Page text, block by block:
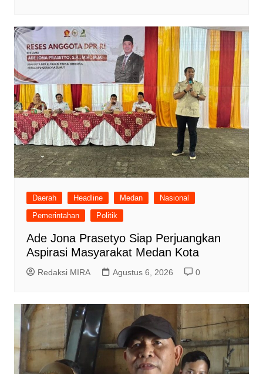
Daerah Headline Medan
Nasional
Pemerintahan
Politik
Ade Jona Prasetyo Siap Perjuangkan
Aspirasi Masyarakat Medan Kota
Redaksi MIRA Agustus 6, 2026 0